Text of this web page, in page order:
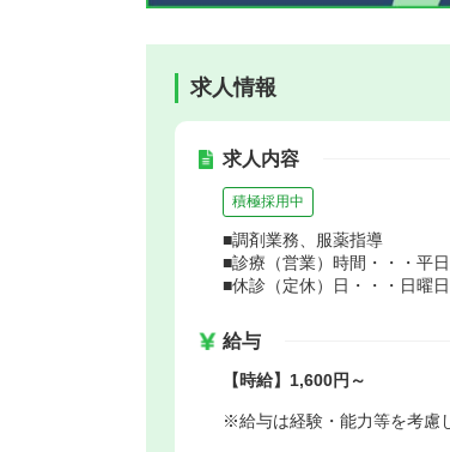
求人情報
求人内容
積極採用中
■調剤業務、服薬指導
■診療（営業）時間・・・平
■休診（定休）日・・・日曜
給与
【時給】1,600円～
※給与は経験・能力等を考慮